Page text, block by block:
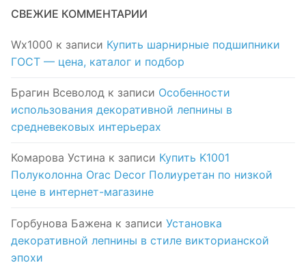
СВЕЖИЕ КОММЕНТАРИИ
Wx1000 к записи Купить шарнирные подшипники
ГОСТ — цена, каталог и подбор
Брагин Всеволод к записи Особенности
использования декоративной лепнины в
средневековых интерьерах
Комарова Устина к записи Купить K1001
Полуколонна Orac Decor Полиуретан по низкой
цене в интернет-магазине
Горбунова Бажена к записи Установка
декоративной лепнины в стиле викторианской
эпохи